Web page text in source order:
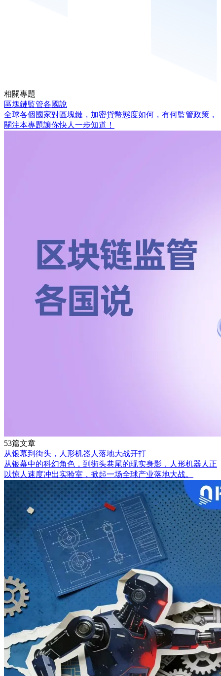
相關專題
區塊鏈監管各國說
全球各個國家對區塊鏈，加密貨幣態度如何，有何監管政策，
關注本專題讓你快人一步知道！
53篇文章
从银幕到街头，人形机器人落地大战开打
从银幕中的科幻角色，到街头巷尾的现实身影，人形机器人正
以惊人速度冲出实验室，掀起一场全球产业落地大战。